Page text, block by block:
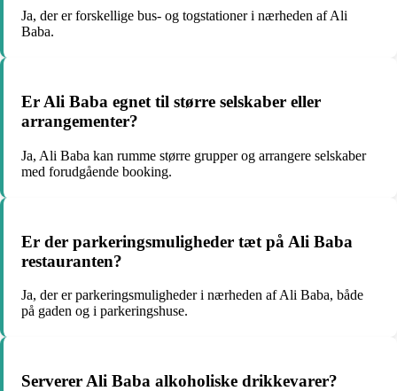
Ja, der er forskellige bus- og togstationer i nærheden af Ali
Baba.
Er Ali Baba egnet til større selskaber eller
arrangementer?
Ja, Ali Baba kan rumme større grupper og arrangere selskaber
med forudgående booking.
Er der parkeringsmuligheder tæt på Ali Baba
restauranten?
Ja, der er parkeringsmuligheder i nærheden af Ali Baba, både
på gaden og i parkeringshuse.
Serverer Ali Baba alkoholiske drikkevarer?